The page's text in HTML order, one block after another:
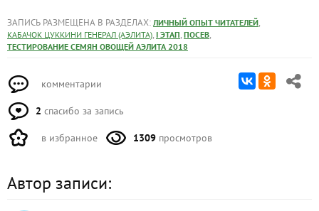
ЗАПИСЬ РАЗМЕЩЕНА В РАЗДЕЛАХ: ЛИЧНЫЙ ОПЫТ ЧИТАТЕЛЕЙ,
КАБАЧОК ЦУККИНИ ГЕНЕРАЛ (АЭЛИТА), I ЭТАП, ПОСЕВ,
ТЕСТИРОВАНИЕ СЕМЯН ОВОЩЕЙ АЭЛИТА 2018
комментарии
2 спасибо за запись
в избранное 1309 просмотров
Автор записи: